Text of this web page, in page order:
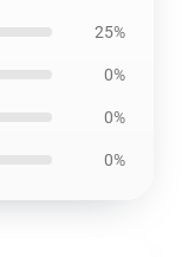
25%
0%
0%
0%